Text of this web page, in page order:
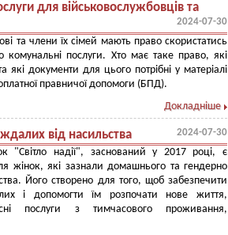
для військовослужбовців та
2024-07-30
та члени їх сімей мають право скористатись
комунальні послуги. Хто має таке право, які
які документи для цього потрібні у матеріалі
правничої допомоги (БПД).
Докладніше
від насильства 2024-07-30
"Світло надії", заснований у 2017 році, є
жінок, які зазнали домашнього та гендерно
Його створено для того, щоб забезпечити
і допомогти їм розпочати нове життя,
послуги з тимчасового проживання,